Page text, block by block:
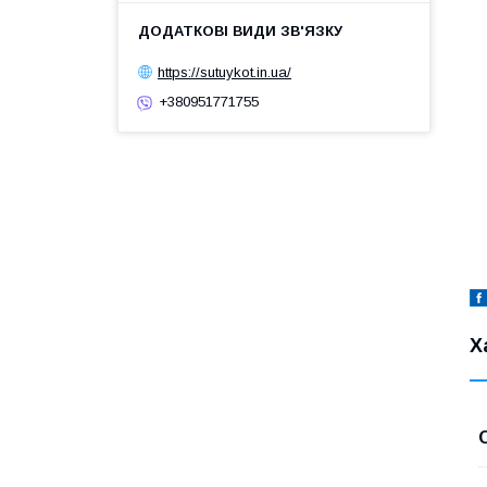
https://sutuykot.in.ua/
+380951771755